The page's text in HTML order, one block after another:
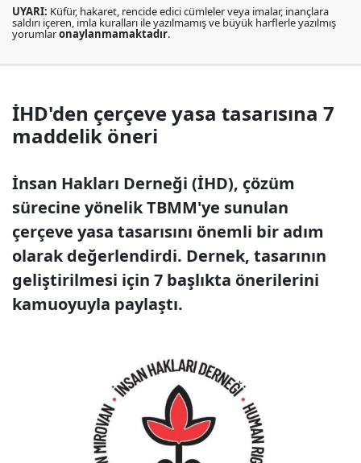
UYARI: Küfür, hakaret, rencide edici cümleler veya imalar, inançlara
saldırı içeren, imla kuralları ile yazılmamış ve büyük harflerle yazılmış
yorumlaronaylanmamaktadır.
İHD'den çerçeve yasa tasarısına 7
maddelik öneri
İnsan Hakları Derneği (İHD), çözüm
sürecine yönelik TBMM'ye sunulan
çerçeve yasa tasarısını önemli bir adım
olarak değerlendirdi. Dernek, tasarının
geliştirilmesi için 7 başlıkta önerilerini
kamuoyuyla paylaştı.